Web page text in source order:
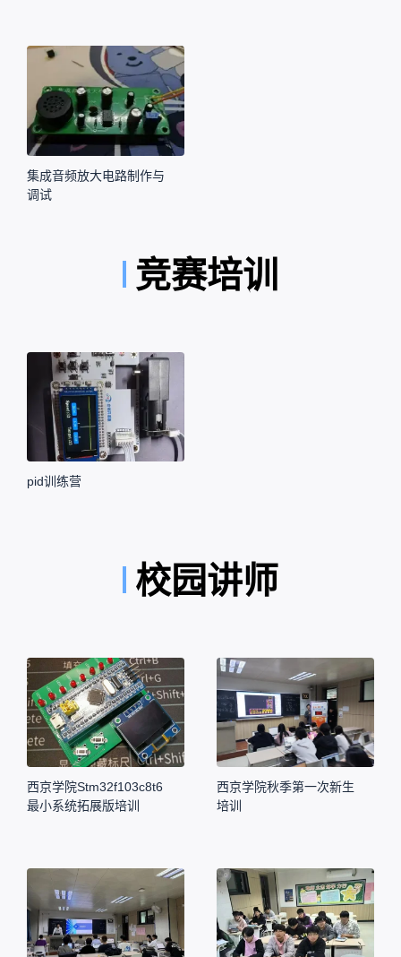
集成音频放大电路制作与
调试
竞赛培训
pid训练营
校园讲师
西京学院Stm32f103c8t6
最小系统拓展版培训
西京学院秋季第一次新生
培训